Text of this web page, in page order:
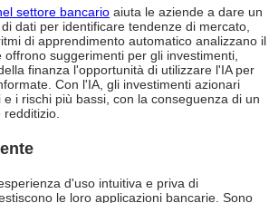
settore bancario aiuta le aziende a dare un
dati per identificare tendenze di mercato,
di apprendimento automatico analizzano il
suggerimenti per gli investimenti,
finanza l'opportunità di utilizzare l'IA per
Con l'IA, gli investimenti azionari
i rischi più bassi, con la conseguenza di un
d'uso intuitiva e priva di
le loro applicazioni bancarie. Sono